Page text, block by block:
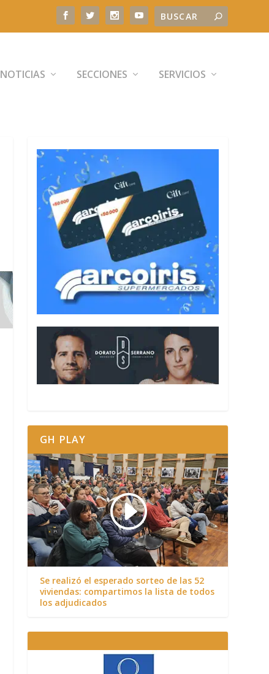
NOTICIAS SECCIONES SERVICIOS
GH PLAY
Se realizó el esperado sorteo de las 52
viviendas: compartimos la lista de todos
los adjudicados